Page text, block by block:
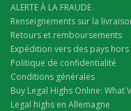
ALERTE À LA FRAUDE
Renseignements sur la
Retours et remboursements
Expédition vers des pays hors
Politique de confidentialité
Conditions générales
Buy Legal Highs Online: What
Legal highs en Allemagne